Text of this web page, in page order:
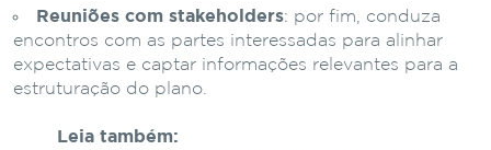
Reuniões com stakeholders: por fim, conduza
encontros com as partes interessadas para alinhar
expectativas e captar informações relevantes para a
estruturação do plano.
Leia também: